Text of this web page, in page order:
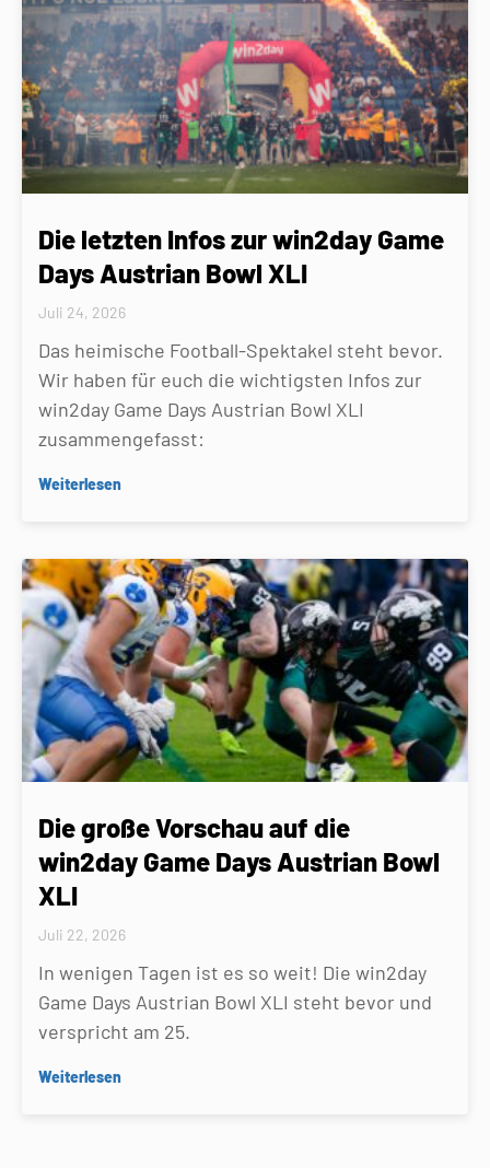
Die letzten Infos zur win2day Game
Days Austrian Bowl XLI
Juli 24, 2026
Das heimische Football-Spektakel steht bevor.
Wir haben für euch die wichtigsten Infos zur
win2day Game Days Austrian Bowl XLI
zusammengefasst:
Weiterlesen
Die große Vorschau auf die
win2day Game Days Austrian Bowl
XLI
Juli 22, 2026
In wenigen Tagen ist es so weit! Die win2day
Game Days Austrian Bowl XLI steht bevor und
verspricht am 25.
Weiterlesen